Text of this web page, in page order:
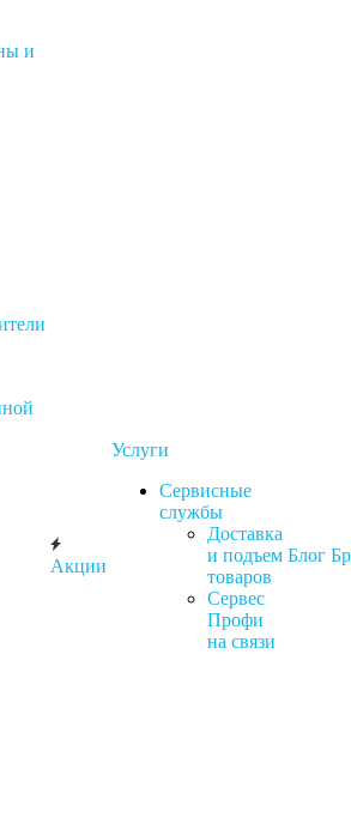
и
Акции
Услуги
Сервисные
службы
Доставка
и подъем
товаров
Сервес
Профи
на связи
Блог